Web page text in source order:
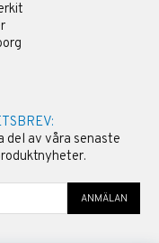
del av våra senaste
ANMÄLAN